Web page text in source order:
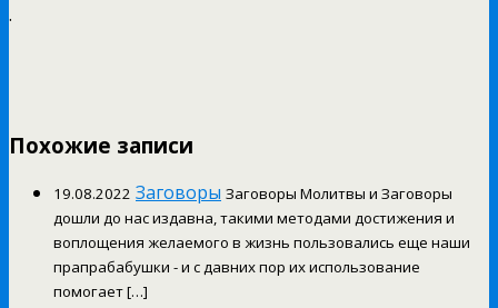
.
Похожие записи
19.08.2022 Заговоры Заговоры Молитвы и Заговоры
дошли до нас издавна, такими методами достижения и
воплощения желаемого в жизнь пользовались еще наши
прапрабабушки - и с давних пор их использование
помогает […]